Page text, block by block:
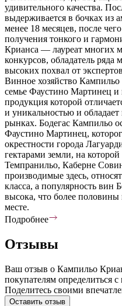
удивительного качества.
выдерживается в бочках из
менее 18 месяцев, после
получения тонкого и
Крианса — лауреат многих
конкурсов, обладатель ряда
высоких похвал от
Винное хозяйство
семье Фаустино Мартинец и
продукция которой
и уникальностью и
рынках. Бодегас Кампильо
Фаустино Мартинец,
окрестности города
гектарами земли, на
Темпранильо, Каберне
производимые здесь,
класса, а популярность вин
высока, что более половины
месте.
Подробнее
Отзывы
Ваш отзыв о Кампильо
покупателям определиться
Поделитесь своими
Оставить отзыв